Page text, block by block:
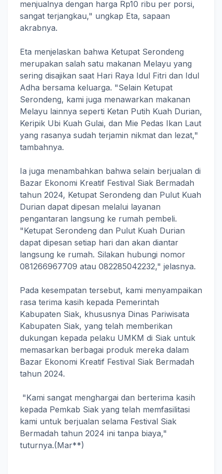
menjualnya dengan harga Rp10 ribu per porsi,
sangat terjangkau," ungkap Eta, sapaan
akrabnya.
Eta menjelaskan bahwa Ketupat Serondeng
merupakan salah satu makanan Melayu yang
sering disajikan saat Hari Raya Idul Fitri dan Idul
Adha bersama keluarga. "Selain Ketupat
Serondeng, kami juga menawarkan makanan
Melayu lainnya seperti Ketan Putih Kuah Durian,
Keripik Ubi Kuah Gulai, dan Mie Pedas Ikan Laut
yang rasanya sudah terjamin nikmat dan lezat,"
tambahnya.
Ia juga menambahkan bahwa selain berjualan di
Bazar Ekonomi Kreatif Festival Siak Bermadah
tahun 2024, Ketupat Serondeng dan Pulut Kuah
Durian dapat dipesan melalui layanan
pengantaran langsung ke rumah pembeli.
"Ketupat Serondeng dan Pulut Kuah Durian
dapat dipesan setiap hari dan akan diantar
langsung ke rumah. Silakan hubungi nomor
081266967709 atau 082285042232," jelasnya.
Pada kesempatan tersebut, kami menyampaikan
rasa terima kasih kepada Pemerintah
Kabupaten Siak, khususnya Dinas Pariwisata
Kabupaten Siak, yang telah memberikan
dukungan kepada pelaku UMKM di Siak untuk
memasarkan berbagai produk mereka dalam
Bazar Ekonomi Kreatif Festival Siak Bermadah
tahun 2024.
"Kami sangat menghargai dan berterima kasih
kepada Pemkab Siak yang telah memfasilitasi
kami untuk berjualan selama Festival Siak
Bermadah tahun 2024 ini tanpa biaya,"
tuturnya.(Mar**)